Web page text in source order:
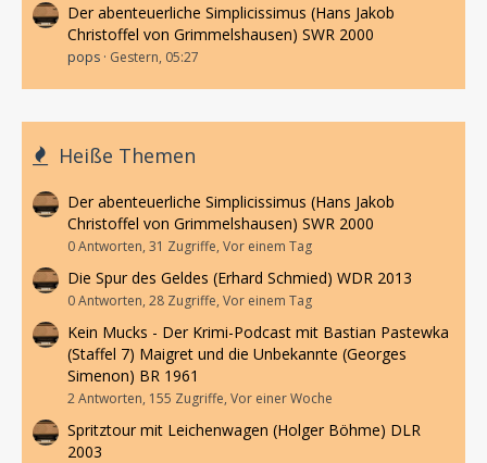
Der abenteuerliche Simplicissimus (Hans Jakob
Christoffel von Grimmelshausen) SWR 2000
pops Gestern, 05:27
Heiße Themen
Der abenteuerliche Simplicissimus (Hans Jakob
Christoffel von Grimmelshausen) SWR 2000
0 Antworten, 31 Zugriffe, Vor einem Tag
Die Spur des Geldes (Erhard Schmied) WDR 2013
0 Antworten, 28 Zugriffe, Vor einem Tag
Kein Mucks - Der Krimi-Podcast mit Bastian Pastewka
(Staffel 7) Maigret und die Unbekannte (Georges
Simenon) BR 1961
2 Antworten, 155 Zugriffe, Vor einer Woche
Spritztour mit Leichenwagen (Holger Böhme) DLR
2003